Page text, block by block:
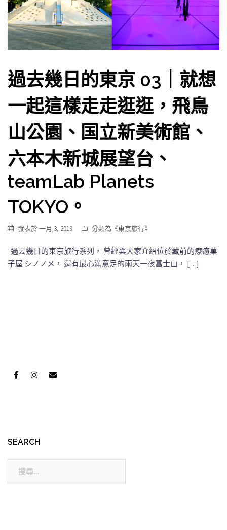
過去幾日的東京 03｜就想
一起這樣走走逛逛，飛鳥
山公園、国立新美術館、
六本木新城展望台、
teamLab Planets
TOKYO。
發表於一月 3, 2019 分類為《東京旅行》
過去幾日的東京旅行系列， 曾經與大家介紹位於藏前的療癒菓
子屋 シノノメ， 還有最心滿意足的兩天一夜富士山， […]
SEARCH